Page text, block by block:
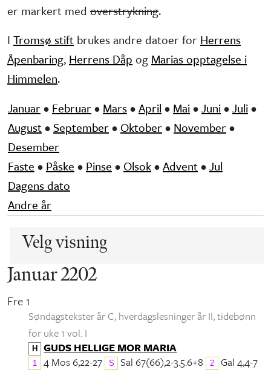
er markert med overstrykning.
I Tromsø stift brukes andre datoer for Herrens
Åpenbaring, Herrens Dåp og Marias opptagelse i
Himmelen.
Januar• Februar• Mars•April • Mai•Juni•Juli•
August• September• Oktober• November•
Desember
Faste • Påske • Pinse • Olsok•Advent•Jul
Dagens dato
Andre år
Velg visning
Januar 2202
Fre 1
Søndagstekster år C, hverdagslesninger år II, tidebønn
for uke 1 vol. I
H GUDS HELLIGE MOR MARIA
1 4 Mos 6,22-27 S Sal 67(66),2-3.5.6+8 2 Gal 4,4-7